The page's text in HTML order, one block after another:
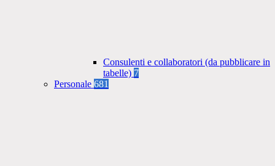
Consulenti e collaboratori (da pubblicare in
tabelle) 7
Personale 681